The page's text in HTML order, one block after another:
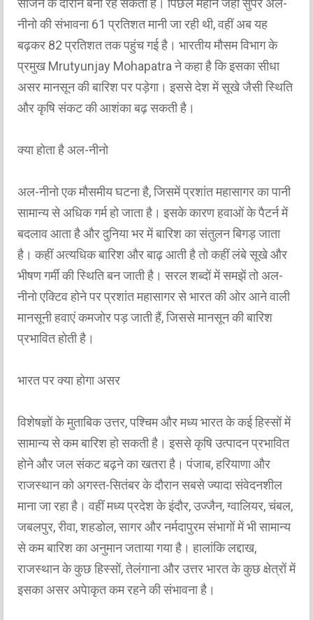
सीजन के दौरान बनी रह सकती है। पिछले महीने जहां सुपर अल-
नीनो की संभावना 61 प्रतिशत मानी जा रही थी, वहीं अब यह
बढ़कर 82 प्रतिशत तक पहुंच गई है। भारतीय मौसम विभाग के
प्रमुख Mrutyunjay Mohapatra ने कहा है कि इसका सीधा
असर मानसून की बारिश पर पड़ेगा। इससे देश में सूखे जैसी स्थिति
और कृषि संकट की आशंका बढ़ सकती है।
क्या होता है अल-नीनो
अल-नीनो एक मौसमीय घटना है, जिसमें प्रशांत महासागर का पानी
सामान्य से अधिक गर्म हो जाता है। इसके कारण हवाओं के पैटर्न में
बदलाव आता है और दुनिया भर में बारिश का संतुलन बिगड़ जाता
है। कहीं अत्यधिक बारिश और बाढ़ आती है तो कहीं लंबे सूखे और
भीषण गर्मी की स्थिति बन जाती है। सरल शब्दों में समझें तो अल-
नीनो एक्टिव होने पर प्रशांत महासागर से भारत की ओर आने वाली
मानसूनी हवाएं कमजोर पड़ जाती हैं, जिससे मानसून की बारिश
प्रभावित होती है।
भारत पर क्या होगा असर
विशेषज्ञों के मुताबिक उत्तर, पश्चिम और मध्य भारत के कई हिस्सों में
सामान्य से कम बारिश हो सकती है। इससे कृषि उत्पादन प्रभावित
होने और जल संकट बढ़ने का खतरा है। पंजाब, हरियाणा और
राजस्थान को अगस्त-सितंबर के दौरान सबसे ज्यादा संवेदनशील
माना जा रहा है। वहीं मध्य प्रदेश के इंदौर, उज्जैन, ग्वालियर, चंबल,
जबलपुर, रीवा, शहडोल, सागर और नर्मदापुरम संभागों में भी सामान्य
से कम बारिश का अनुमान जताया गया है। हालांकि लद्दाख,
राजस्थान के कुछ हिस्सों, तेलंगाना और उत्तर भारत के कुछ क्षेत्रों में
इसका असर अपेाकृत कम रहने की संभावना है।